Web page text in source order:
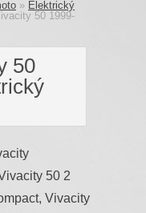
» Elektrický
50 1999-
50
50 2
Vivacity